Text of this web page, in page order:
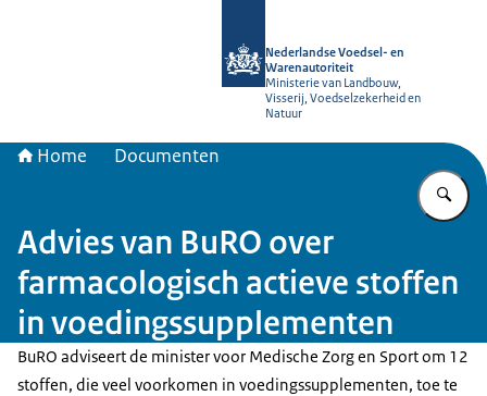
Nederlandse Voedsel- en
Warenautoriteit
Ministerie van Landbouw,
Visserij, Voedselzekerheid en
Natuur
Home Documenten
Advies van BuRO over
farmacologisch actieve stoffen
in voedingssupplementen
BuRO adviseert de minister voor Medische Zorg en Sport om 12
stoffen, die veel voorkomen in voedingssupplementen, toe te